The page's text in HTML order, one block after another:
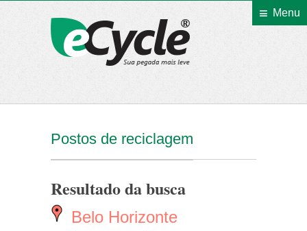
Menu
Postos de reciclagem
Resultado da busca
Belo Horizonte